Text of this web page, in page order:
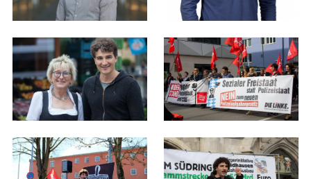
einsetzen. Daher bitte ich Sie: Wenn Sie
flächendeckenden Zugang Gesundheit,
Bildung und ÖPNV eintreten, werden Sie
bei uns aktiv. Sagen Sie Ihren Bekannten,
dass Sie uns wählen, unterstützen Sie
uns.